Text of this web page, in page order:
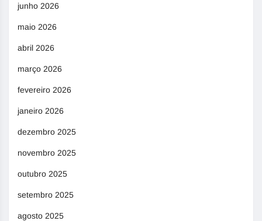
junho 2026
maio 2026
abril 2026
março 2026
fevereiro 2026
janeiro 2026
dezembro 2025
novembro 2025
outubro 2025
setembro 2025
agosto 2025